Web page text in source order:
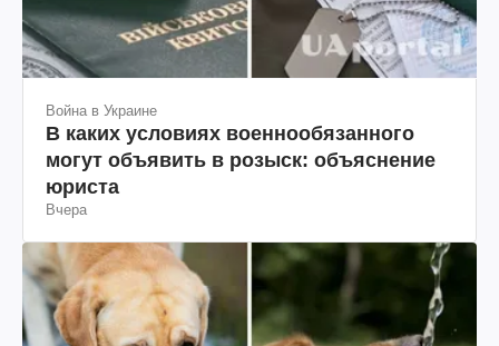
Война в Украине
В каких условиях военнообязанного
могут объявить в розыск: объяснение
юриста
Вчера